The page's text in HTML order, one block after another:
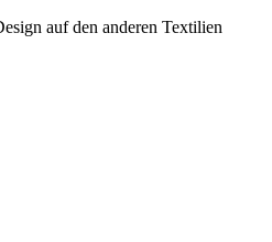
auf den anderen Textilien